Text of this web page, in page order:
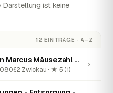
Darstellung ist keine
12 EINTRÄGE · A–Z
Dienstleistungen Marcus Mäusezahl - Haushaltsauflösungen, Montageservice
Zwickau · ★ 5 (1)
›